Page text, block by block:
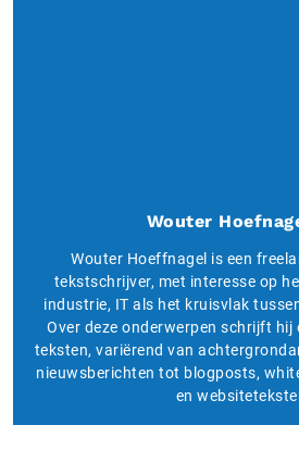
Wouter
Wouter Hoeffnagel is een
tekstschrijver, met interesse op
industrie, IT als het kruisvlak
Over deze onderwerpen schrijft hij
teksten, variërend van
nieuwsberichten tot blogposts,
en